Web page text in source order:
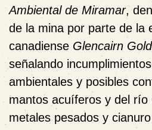
Ambiental de Miramar,
de la mina por parte de la
canadiense Glencairn
señalando
ambientales y posibles
mantos acuíferos y del río
metales pesados y